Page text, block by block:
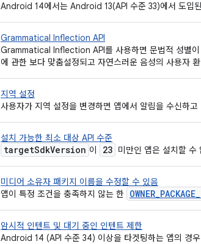
Android 14에서는 Android 13(API 수준 33)에서 도입
Grammatical Inflection API
Grammatical Inflection API를 사용하면 문법적 성별이
에 관한 보다 맞춤설정되고 자연스러운 음성의 사용자
지역 설정
사용자가 지역 설정을 변경하면 앱에서 알림을 수신하
설치 가능한 최소 대상 API 수준
targetSdkVersion 이 23 미만인 앱은 설치할 수
미디어 소유자 패키지 이름을 수정할 수 있음
앱이 특정 조건을 충족하지 않는 한
암시적 인텐트 및 대기 중인 인텐트 제한
Android 14 (API 수준 34) 이상을 타겟팅하는 앱의 경